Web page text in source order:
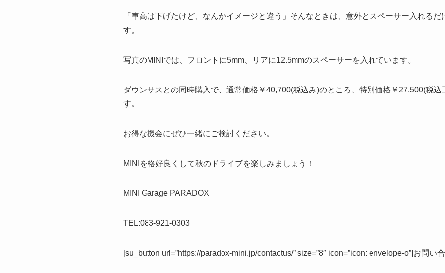
「車高は下げたけど、なんかイメージと違う」そんなときは、意外とスペーサー入れる
す。
写真のMINIでは、フロントに5mm、リアに12.5mmのスペーサーを入れています。
ダウンサスとの同時購入で、通常価格￥40,700(税込み)のところ、特別価格￥27,500(税
す。
お得な機会にぜひ一緒にご検討ください。
MINIを格好良くして秋のドライブを楽しみましょう！
MINI Garage PARADOX
TEL:083-921-0303
[su_button url=”https://paradox-mini.jp/contactus/” size=”8″ icon=”icon: envelope-o”]お問い